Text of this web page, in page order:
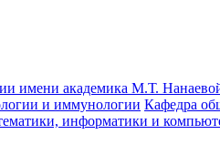
имени академика М.Т.
и иммунологии Кафедра
информатики и